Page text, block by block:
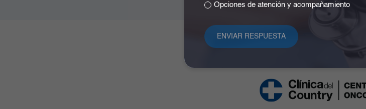
Organiza:
Opciones de atención y acompañamiento